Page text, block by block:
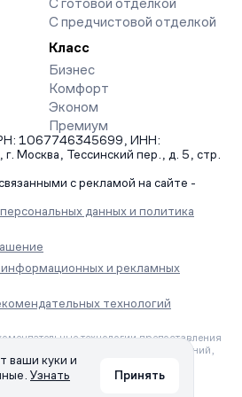
С готовой отделкой
С предчистовой отделкой
Класс
Бизнес
Комфорт
Эконом
Премиум
1067746345699, ИНН:
Москва, Тессинский пер., д. 5, стр.
с рекламой на сайте -
данных и политика
информационных и рекламных
технологий
технологии предоставления
систематизации и анализа сведений,
пользователей сети «Интернет»,
Российской Федерации.
ваши куки и
Узнать
Принять